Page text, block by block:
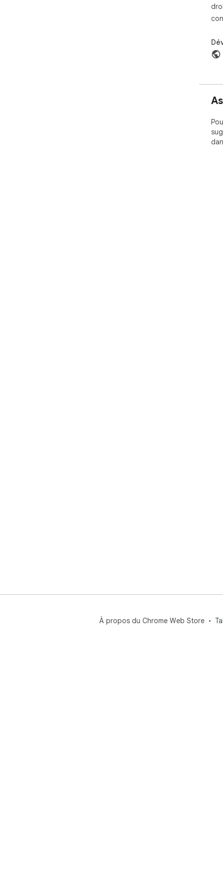
À propos du Chrome Web Store